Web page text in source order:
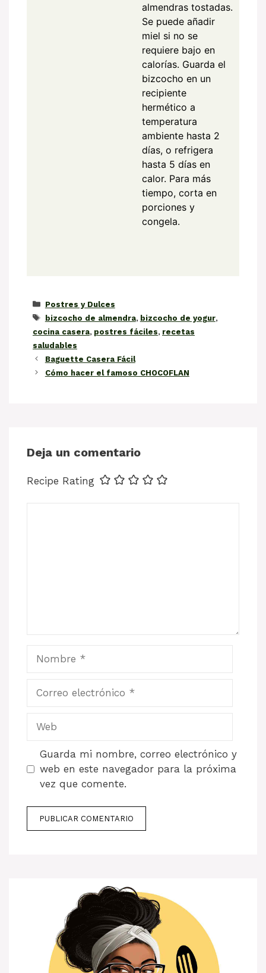
almendras tostadas.
Se puede añadir
miel si no se
requiere bajo en
calorías. Guarda el
bizcocho en un
recipiente
hermético a
temperatura
ambiente hasta 2
días, o refrigera
hasta 5 días en
calor. Para más
tiempo, corta en
porciones y
congela.
Categorías
Postres y Dulces
Etiquetas
bizcocho de almendra, bizcocho de yogur,
cocina casera, postres fáciles, recetas
saludables
Baguette Casera Fácil
Cómo hacer el famoso CHOCOFLAN
Deja un comentario
Recipe Rating
electrónico
Guarda mi nombre, correo electrónico y
web en este navegador para la próxima
vez que comente.